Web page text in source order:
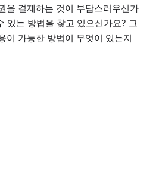
을 결제하는 것이 부담스러우신가
있는 방법을 찾고 있으신가요? 그
이 가능한 방법이 무엇이 있는지